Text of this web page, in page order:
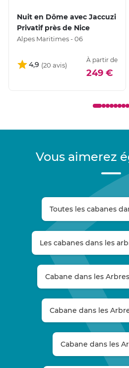
Nuit en Dôme avec Jaccuzi
Privatif près de Nice
Alpes Maritimes - 06
4,9
À partir de
249 €
Vous aimerez
Toutes les cabanes
Les cabanes dans les
Cabane dans les
Cabane dans les
Cabane dans les